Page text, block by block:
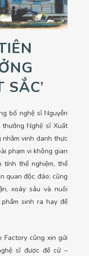
SẮC’
bố nghệ sĩ Nguyễn
Nghệ sĩ Xuất
vinh danh thực
phạm vi không gian
tính thể nghiệm, thể
quan độc đáo; cũng
xoáy sâu và nuôi
sinh ra hay đề
Factory cũng xin gửi
sĩ được đề cử –